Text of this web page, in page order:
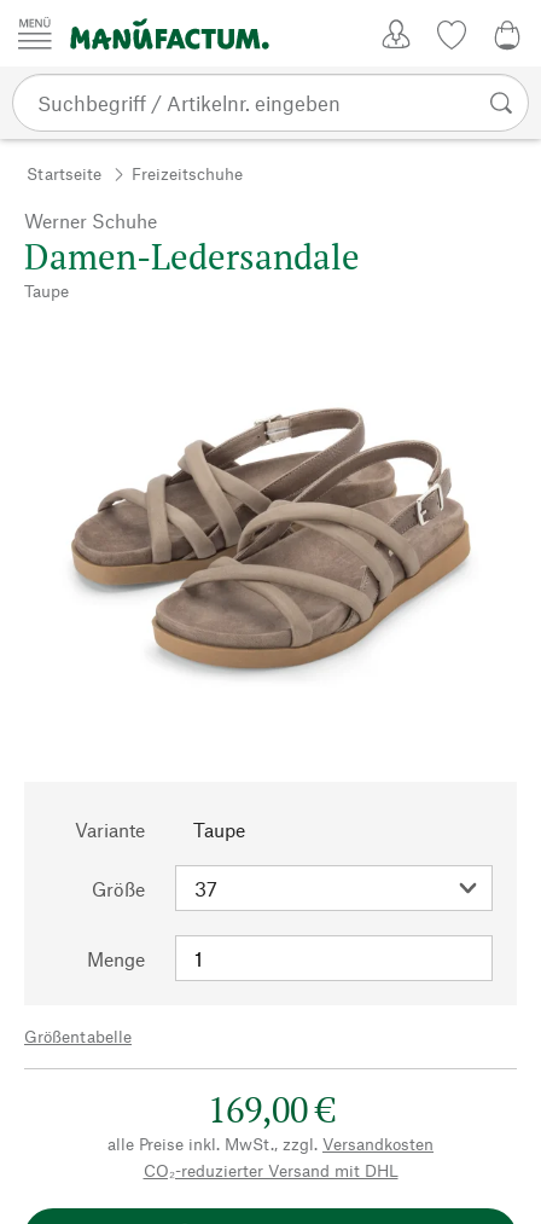
Zum Inhalt springen
Startseite Freizeitschuhe
Werner Schuhe
Damen-Ledersandale
Taupe
Variante Taupe
Größe
Menge
Größentabelle
169,00 €
alle Preise inkl. MwSt., zzgl. Versandkosten
CO₂-reduzierter Versand mit DHL